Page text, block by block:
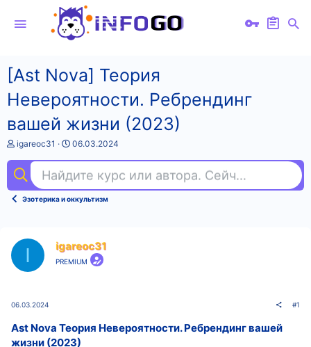
[Ast Nova] Теория
Невероятности. Ребрендинг
вашей жизни (2023)
А
т
о
т
igareoc31
Д
а
н
а
а
06.03.2024
Найдите курс или автора. Сейчас ищут
Эзотерика и оккультизм
I igareoc31
PREMIUM
06.03.2024 #1
Ast Nova Теория Невероятности. Ребрендинг вашей
жизни (2023)